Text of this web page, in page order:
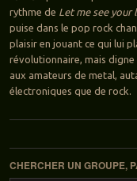
rythme de Let me see your
puise dans le pop rock
plaisir en jouant ce qui lui
révolutionnaire, mais digne
aux amateurs de metal,
électroniques que de rock.
Navigation des articles
CHERCHER UN GROUPE,